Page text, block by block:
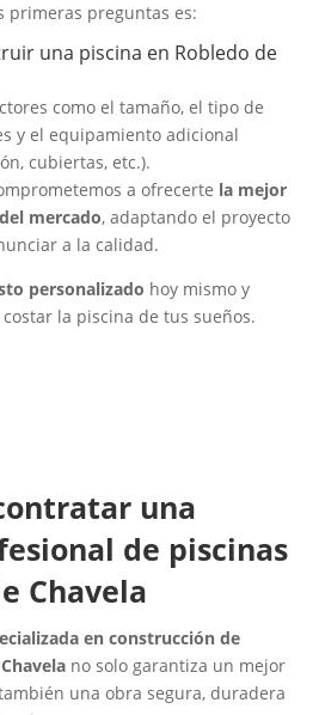
primeras preguntas es:
una piscina en Robledo de
como el tamaño, el tipo de
y el equipamiento adicional
cubiertas, etc.).
a ofrecerte la mejor
mercado, adaptando el proyecto
a la calidad.
personalizado hoy mismo y
la piscina de tus sueños.
una
de piscinas
Chavela
en construcción de
no solo garantiza un mejor
una obra segura, duradera